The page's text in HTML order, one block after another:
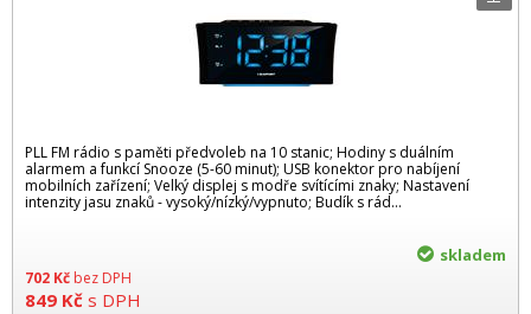
PLL FM rádio s paměti předvoleb na 10 stanic; Hodiny s duálním
alarmem a funkcí Snooze (5-60 minut); USB konektor pro nabíjení
mobilních zařízení; Velký displej s modře svítícími znaky; Nastavení
intenzity jasu znaků - vysoký/nízký/vypnuto; Budík s rád...
702 Kč bez DPH
849 Kč s DPH
skladem